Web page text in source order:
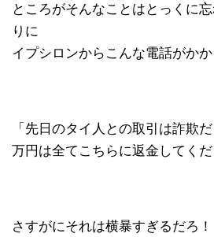
ところがそんなことはとっくに
りに
イプシロンからこんな電話がかか
「先日のタイ人との取引は詐欺
万円は全てこちらに返金してくだ
さすがにそれは横暴すぎるだろ